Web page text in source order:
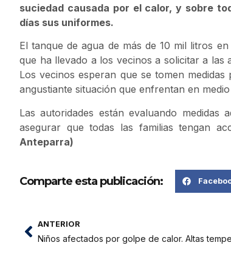
suciedad causada por el calor, y sobre
días sus uniformes.
El tanque de agua de más de 10 mil litros
que ha llevado a los vecinos a solicitar a las
Los vecinos esperan que se tomen
angustiante situación que enfrentan en
Las autoridades están evaluando
asegurar que todas las familias tengan
Anteparra)
Comparte esta publicación:
ANTERIOR